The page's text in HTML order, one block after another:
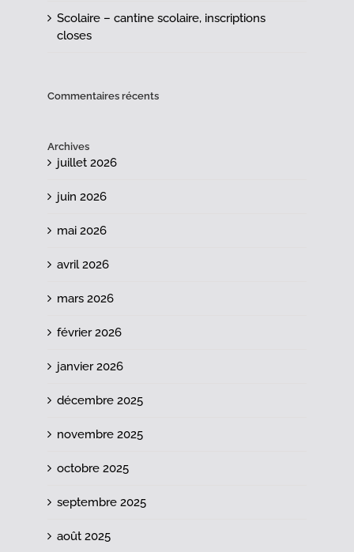
Scolaire – cantine scolaire, inscriptions
closes
Commentaires récents
Archives
juillet 2026
juin 2026
mai 2026
avril 2026
mars 2026
février 2026
janvier 2026
décembre 2025
novembre 2025
octobre 2025
septembre 2025
août 2025